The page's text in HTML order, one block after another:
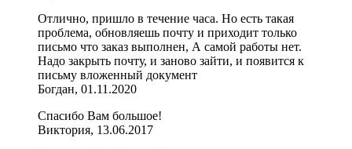
Отлично, пришло в течение часа. Но есть такая
проблема, обновляешь почту и приходит только
письмо что заказ выполнен, А самой работы нет.
Надо закрыть почту, и заново зайти, и появится к
письму вложенный документ
Богдан, 01.11.2020
Спасибо Вам большое!
Виктория, 13.06.2017